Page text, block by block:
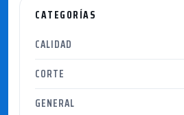
CATEGORÍAS
CALIDAD
CORTE
GENERAL